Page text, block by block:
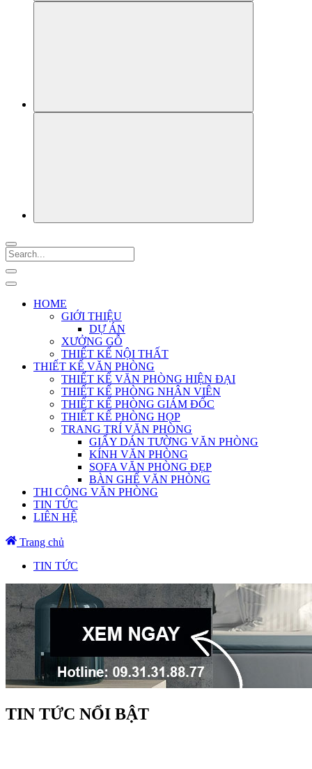
HOME
GIỚI THIỆU
DỰ ÁN
XƯỞNG GỖ
THIẾT KẾ NỘI THẤT
THIẾT KẾ VĂN PHÒNG
THIẾT KẾ VĂN PHÒNG HIỆN ĐẠI
THIẾT KẾ PHÒNG NHÂN VIÊN
THIẾT KẾ PHÒNG GIÁM ĐỐC
THIẾT KẾ PHÒNG HỌP
TRANG TRÍ VĂN PHÒNG
GIẤY DÁN TƯỜNG VĂN PHÒNG
KÍNH VĂN PHÒNG
SOFA VĂN PHÒNG ĐẸP
BÀN GHẾ VĂN PHÒNG
THI CÔNG VĂN PHÒNG
TIN TỨC
LIÊN HỆ
Trang chủ
TIN TỨC
TIN TỨC NỔI BẬT